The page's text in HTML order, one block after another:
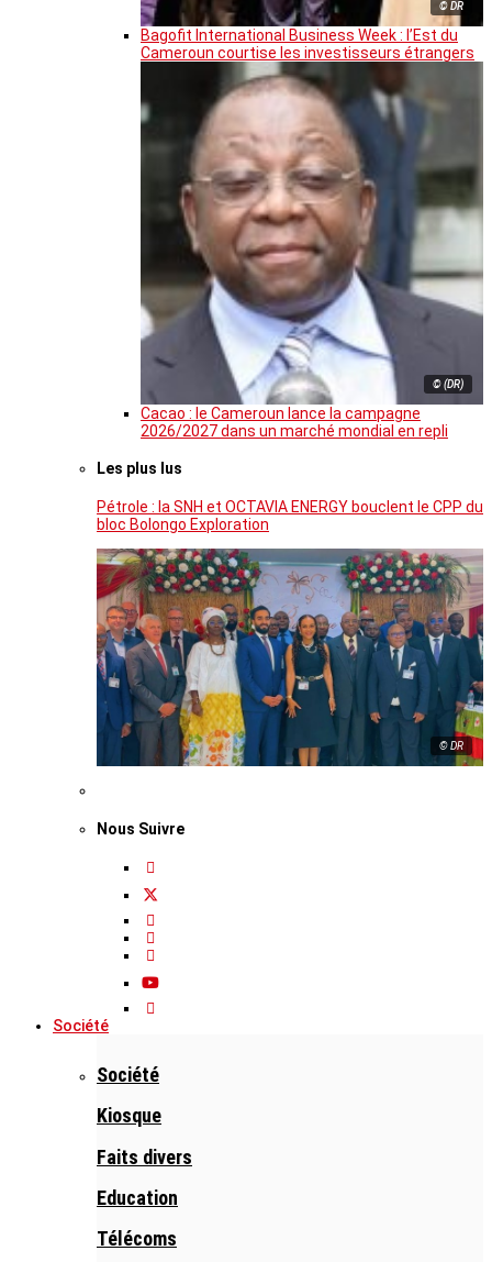
© DR
Bagofit International Business Week : l’Est du
Cameroun courtise les investisseurs étrangers
© (DR)
Cacao : le Cameroun lance la campagne
2026/2027 dans un marché mondial en repli
Les plus lus
Pétrole : la SNH et OCTAVIA ENERGY bouclent le CPP du
bloc Bolongo Exploration
© DR
Nous Suivre
Société
Société
Kiosque
Faits divers
Education
Télécoms